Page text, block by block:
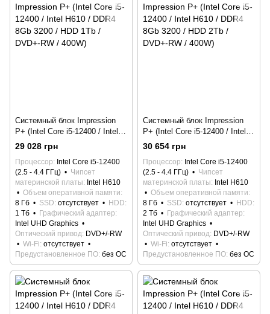
Системный блок Impression
P+ (Intel Core i5-12400 / Intel
H610 / DDR4 8Gb 3200 / HDD
1Tb / DVD+-RW / 400W)
29 028 грн
Процессор
Intel Core i5-12400
(2.5 - 4.4 ГГц)
Чипсет
материнской платы
Intel H610
Объем оперативной памяти
8 Гб
SSD отсутствует
HDD
1 Тб
Графический адаптер
Intel UHD Graphics
Оптический привод DVD+/-RW
Wi-Fi отсутствует
Предустановленное ПО без ОС
Системный блок Impression
P+ (Intel Core i5-12400 / Intel
H610 / DDR4 8Gb 3200 / HDD
2Tb / DVD+-RW / 400W)
30 654 грн
Процессор
Intel Core i5-12400
(2.5 - 4.4 ГГц)
Чипсет
материнской платы
Intel H610
Объем оперативной памяти
8 Гб
SSD отсутствует
HDD
2 Тб
Графический адаптер
Intel UHD Graphics
Оптический привод DVD+/-RW
Wi-Fi отсутствует
Предустановленное ПО без ОС